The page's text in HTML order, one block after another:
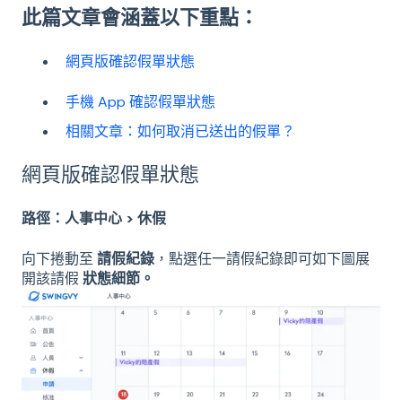
此篇文章會涵蓋以下重點：
網頁版確認假單狀態
手機 App 確認假單狀態
相關文章：如何取消已送出的假單？
網頁版確認假單狀態
路徑：人事中心 > 休假
向下捲動至 請假紀錄 ，點選任一請假紀錄即可如下圖展
開該請假 狀態細節。